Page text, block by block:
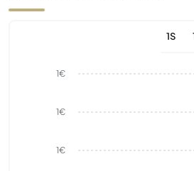
1S
1€
1€
1€